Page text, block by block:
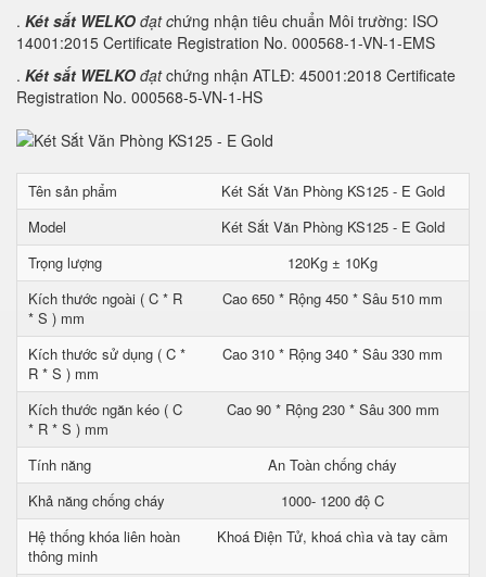
. Két sắt WELKO đạt chứng nhận tiêu chuẩn Môi trường: ISO
14001:2015 Certificate Registration No. 000568-1-VN-1-EMS
. Két sắt WELKO đạtchứng nhận ATLĐ: 45001:2018 Certificate
Registration No. 000568-5-VN-1-HS
Tên sản phẩm
Két Sắt Văn Phòng KS125 - E Gold
Model
Két Sắt Văn Phòng KS125 - E Gold
Trọng lượng
120Kg ± 10Kg
Kích thước ngoài ( C * R
* S ) mm
Cao 650 * Rộng 450 * Sâu 510 mm
Kích thước sử dụng ( C *
R * S ) mm
Cao 310 * Rộng 340 * Sâu 330 mm
Kích thước ngăn kéo ( C
* R * S ) mm
Cao 90 * Rộng 230 * Sâu 300 mm
Tính năng
An Toàn chống cháy
Khả năng chống cháy
1000- 1200 độ C
Hệ thống khóa liên hoàn
thông minh
Khoá Điện Tử, khoá chìa và tay cầm